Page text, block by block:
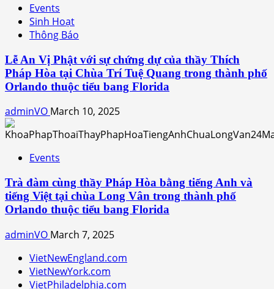
Events
Sinh Hoạt
Thông Báo
Lễ An Vị Phật với sự chứng dự của thầy Thích
Pháp Hòa tại Chùa Trí Tuệ Quang trong thành phố
Orlando thuộc tiểu bang Florida
adminVO March 10, 2025
Events
Trà đàm cùng thầy Pháp Hòa bằng tiếng Anh và
tiếng Việt tại chùa Long Vân trong thành phố
Orlando thuộc tiểu bang Florida
adminVO March 7, 2025
VietNewEngland.com
VietNewYork.com
VietPhiladelphia.com